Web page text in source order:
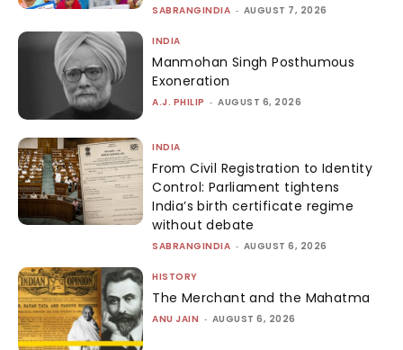
SABRANGINDIA - AUGUST 7, 2026
INDIA
Manmohan Singh Posthumous
Exoneration
A.J. PHILIP - AUGUST 6, 2026
INDIA
From Civil Registration to Identity
Control: Parliament tightens
India’s birth certificate regime
without debate
SABRANGINDIA - AUGUST 6, 2026
HISTORY
The Merchant and the Mahatma
ANU JAIN - AUGUST 6, 2026